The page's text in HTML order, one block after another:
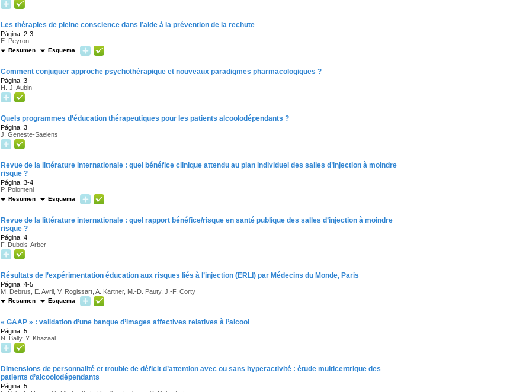
Les thérapies de pleine conscience dans l’aide à la prévention de la rechute
Página :2-3
E. Peyron
Resumen Esquema
Comment conjuguer approche psychothérapique et nouveaux paradigmes pharmacologiques ?
Página :3
H.-J. Aubin
Quels programmes d’éducation thérapeutiques pour les patients alcoolodépendants ?
Página :3
J. Geneste-Saelens
Revue de la littérature internationale : quel bénéfice clinique attendu au plan individuel des salles d’injection à moindre
risque ?
Página :3-4
P. Polomeni
Resumen Esquema
Revue de la littérature internationale : quel rapport bénéfice/risque en santé publique des salles d’injection à moindre
risque ?
Página :4
F. Dubois-Arber
Résultats de l’expérimentation éducation aux risques liés à l’injection (ERLI) par Médecins du Monde, Paris
Página :4-5
M. Debrus, E. Avril, V. Rogissart, A. Kartner, M.-D. Pauty, J.-F. Corty
Resumen Esquema
« GAAP » : validation d’une banque d’images affectives relatives à l’alcool
Página :5
N. Bally, Y. Khazaal
Dimensions de personnalité et trouble de déficit d’attention avec ou sans hyperactivité : étude multicentrique des
patients d’alcoolodépendants
Página :5